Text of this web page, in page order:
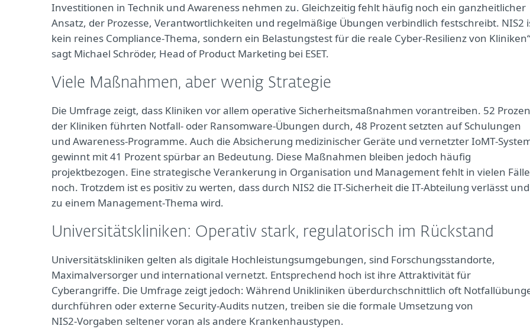
Investitionen in Technik und Awareness nehmen zu. Gleichzeitig fehlt häufig noch ein ganzheitlicher
Ansatz, der Prozesse, Verantwortlichkeiten und regelmäßige Übungen verbindlich festschreibt. NIS2
kein reines Compliance‑Thema, sondern ein Belastungstest für die reale Cyber-Resilienz von
sagt Michael Schröder, Head of Product Marketing bei ESET.
Viele Maßnahmen, aber wenig Strategie
Die Umfrage zeigt, dass Kliniken vor allem operative Sicherheitsmaßnahmen vorantreiben. 52
der Kliniken führten Notfall‑ oder Ransomware‑Übungen durch, 48 Prozent setzten auf Schulungen
und Awareness‑Programme. Auch die Absicherung medizinischer Geräte und vernetzter
gewinnt mit 41 Prozent spürbar an Bedeutung. Diese Maßnahmen bleiben jedoch häufig
projektbezogen. Eine strategische Verankerung in Organisation und Management fehlt in vielen
noch. Trotzdem ist es positiv zu werten, dass durch NIS2 die IT‑Sicherheit die IT‑Abteilung verlässt und
zu einem Management‑Thema wird.
Universitätskliniken: Operativ stark, regulatorisch im Rückstand
Universitätskliniken gelten als digitale Hochleistungsumgebungen, sind Forschungsstandorte,
Maximalversorger und international vernetzt. Entsprechend hoch ist ihre Attraktivität für
Cyberangriffe. Die Umfrage zeigt jedoch: Während Unikliniken überdurchschnittlich oft
durchführen oder externe Security‑Audits nutzen, treiben sie die formale Umsetzung von
NIS2‑Vorgaben seltener voran als andere Krankenhaustypen.